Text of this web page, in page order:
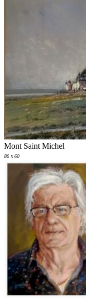
Mont Saint Michel
80 x 60